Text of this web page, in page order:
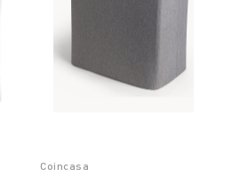
Coincasa